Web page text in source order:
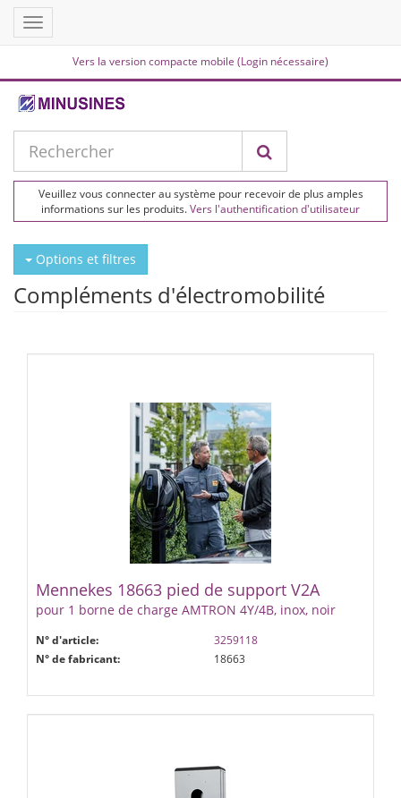
Vers la version compacte mobile (Login nécessaire)
Toggle
navigation
Veuillez vous connecter au système pour recevoir de plus amples
informations sur les produits.Vers l'authentification d'utilisateur
Options et filtres
Compléments d'électromobilité
Mennekes 18663 pied de support V2A
pour 1 borne de charge AMTRON 4Y/4B, inox, noir
N° d'article:
3259118
N° de fabricant:
18663